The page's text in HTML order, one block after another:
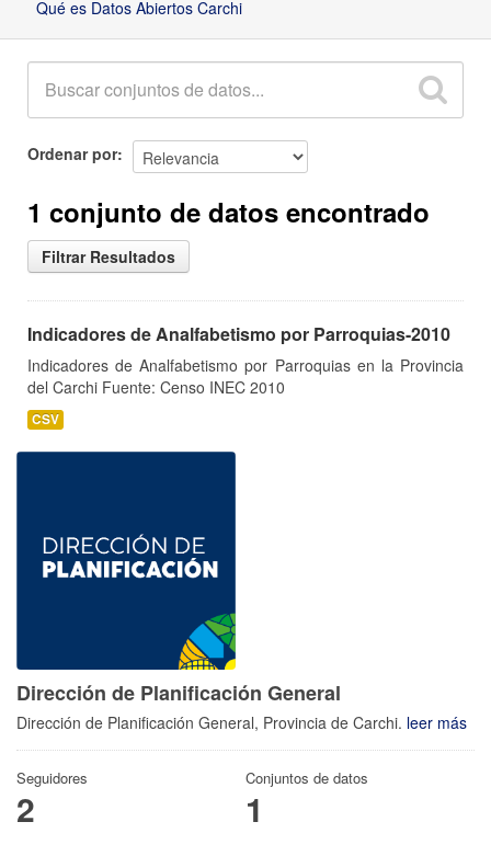
Qué es Datos Abiertos Carchi
Ordenar por
1 conjunto de datos encontrado
Filtrar Resultados
Indicadores de Analfabetismo por Parroquias-2010
Indicadores de Analfabetismo por Parroquias en la Provincia
del Carchi Fuente: Censo INEC 2010
CSV
Dirección de Planificación General
Dirección de Planificación General, Provincia de Carchi. leer más
Seguidores
2
Conjuntos de datos
1